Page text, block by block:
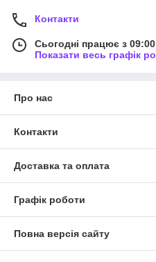
Контакти
Сьогодні працює з
Показати весь графік
Про нас
Контакти
Доставка та оплата
Графік роботи
Повна версія сайту